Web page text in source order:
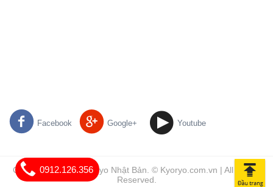
0912.126.356
Facebook Google+ Youtube
Chăn ga gối đệm Kyoryo Nhật Bản. © Kyoryo.com.vn | All Rights
Reserved.